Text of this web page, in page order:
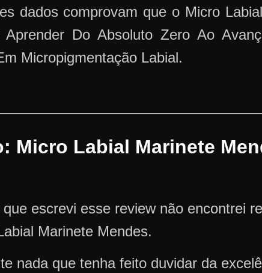
dados comprovam que o Micro
Aprender Do Absoluto Zero Ao
Micropigmentação Labial.
Micro Labial Marinete
escrevi esse review não encontrei
Marinete Mendes.
nada que tenha feito duvidar da